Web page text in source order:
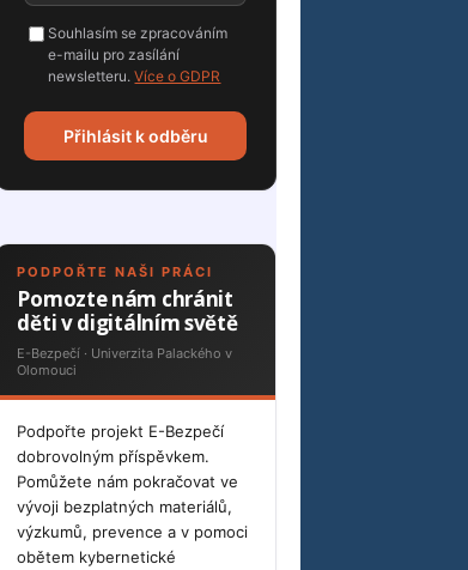
Souhlasím se zpracováním
e-mailu pro zasílání
newsletteru.Více o GDPR
Přihlásit k odběru
PODPOŘTE NAŠI PRÁCI
Pomozte nám chránit
děti v digitálním světě
E-Bezpečí · Univerzita Palackého v
Olomouci
Podpořte projekt E-Bezpečí
dobrovolným příspěvkem.
Pomůžete nám pokračovat ve
vývoji bezplatných materiálů,
výzkumů, prevence a v pomoci
obětem kybernetické